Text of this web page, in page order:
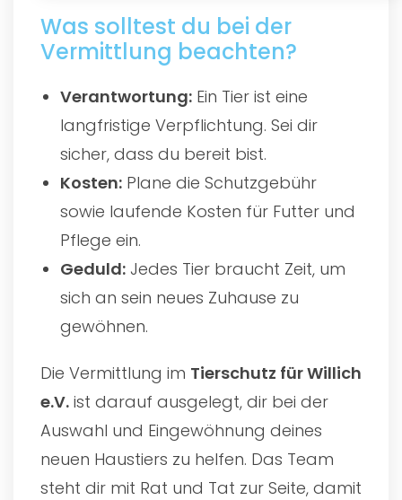
Was solltest du bei der
Vermittlung beachten?
Verantwortung: Ein Tier ist eine
langfristige Verpflichtung. Sei dir
sicher, dass du bereit bist.
Kosten: Plane die Schutzgebühr
sowie laufende Kosten für Futter und
Pflege ein.
Geduld: Jedes Tier braucht Zeit, um
sich an sein neues Zuhause zu
gewöhnen.
Die Vermittlung im Tierschutz für Willich
e.V. ist darauf ausgelegt, dir bei der
Auswahl und Eingewöhnung deines
neuen Haustiers zu helfen. Das Team
steht dir mit Rat und Tat zur Seite, damit